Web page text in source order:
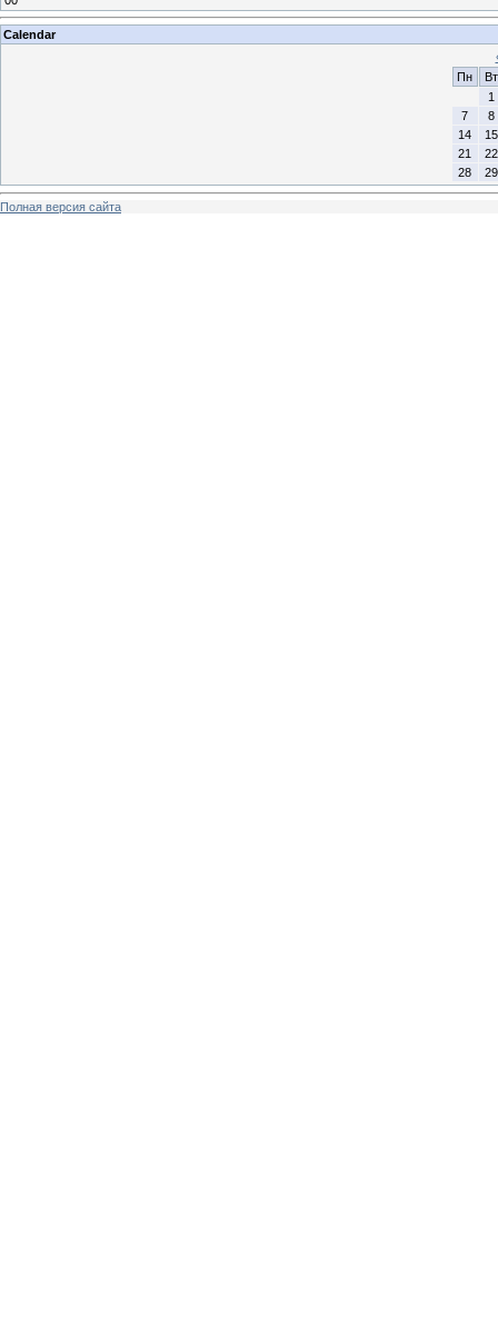
Calendar
Пн
Вт
1
7
8
14
15
21
22
28
29
Полная версия сайта